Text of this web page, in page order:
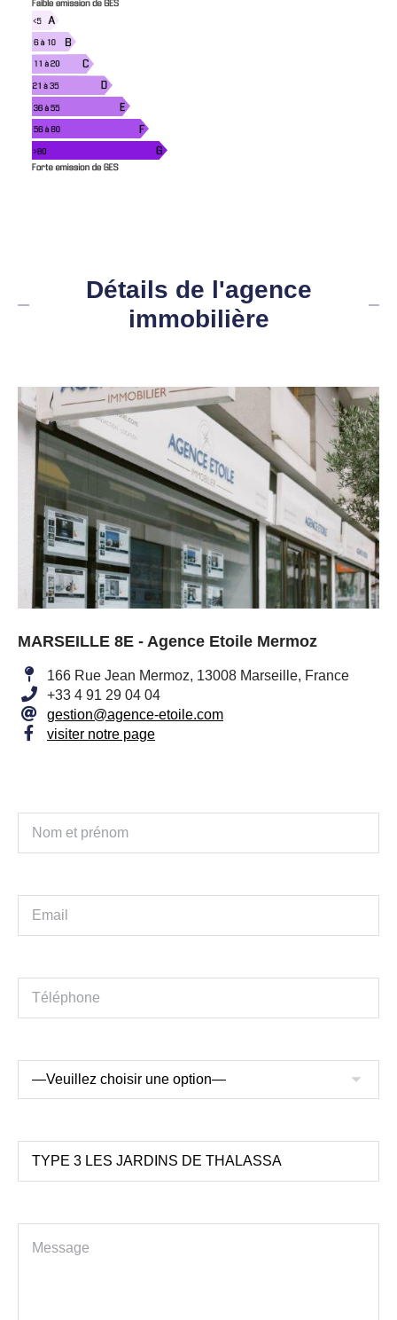
Détails de l'agence
immobilière
MARSEILLE 8E - Agence Etoile Mermoz
166 Rue Jean Mermoz, 13008 Marseille, France
+33 4 91 29 04 04
gestion@agence-etoile.com
visiter notre page